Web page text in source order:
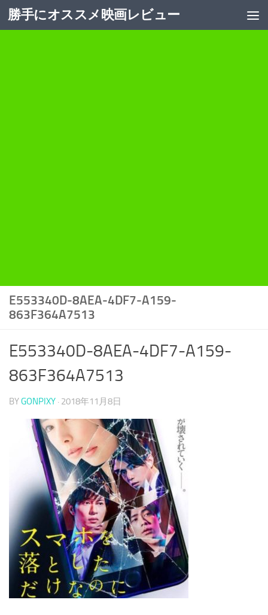
コンテンツへスキップ
勝手にオススメ映画レビュー
E553340D-8AEA-4DF7-A159-
863F364A7513
E553340D-8AEA-4DF7-A159-
863F364A7513
BYGONPIXY · 2018年11月8日